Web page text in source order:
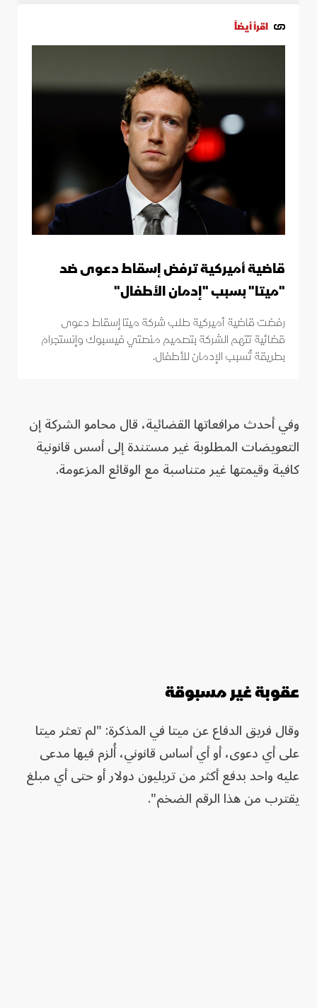
اقرأ أيضاً
قاضية أميركية ترفض إسقاط دعوى ضد
"ميتا" بسبب "إدمان الأطفال"
رفضت قاضية أميركية طلب شركة ميتا إسقاط دعوى
قضائية تتهم الشركة بتصميم منصتي فيسبوك وإنستجرام
بطريقة تُسبب الإدمان للأطفال.
وفي أحدث مرافعاتها القضائية، قال محامو الشركة إن
التعويضات المطلوبة غير مستندة إلى أسس قانونية
كافية وقيمتها غير متناسبة مع الوقائع المزعومة.
عقوبة غير مسبوقة
وقال فريق الدفاع عن ميتا في المذكرة: "لم تعثر ميتا
على أي دعوى، أو أي أساس قانوني، أُلزم فيها مدعى
عليه واحد بدفع أكثر من تريليون دولار أو حتى أي مبلغ
يقترب من هذا الرقم الضخم".